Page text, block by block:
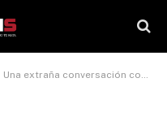
Una extraña conversación con el guitarrista de Hong Kong Blood Opera